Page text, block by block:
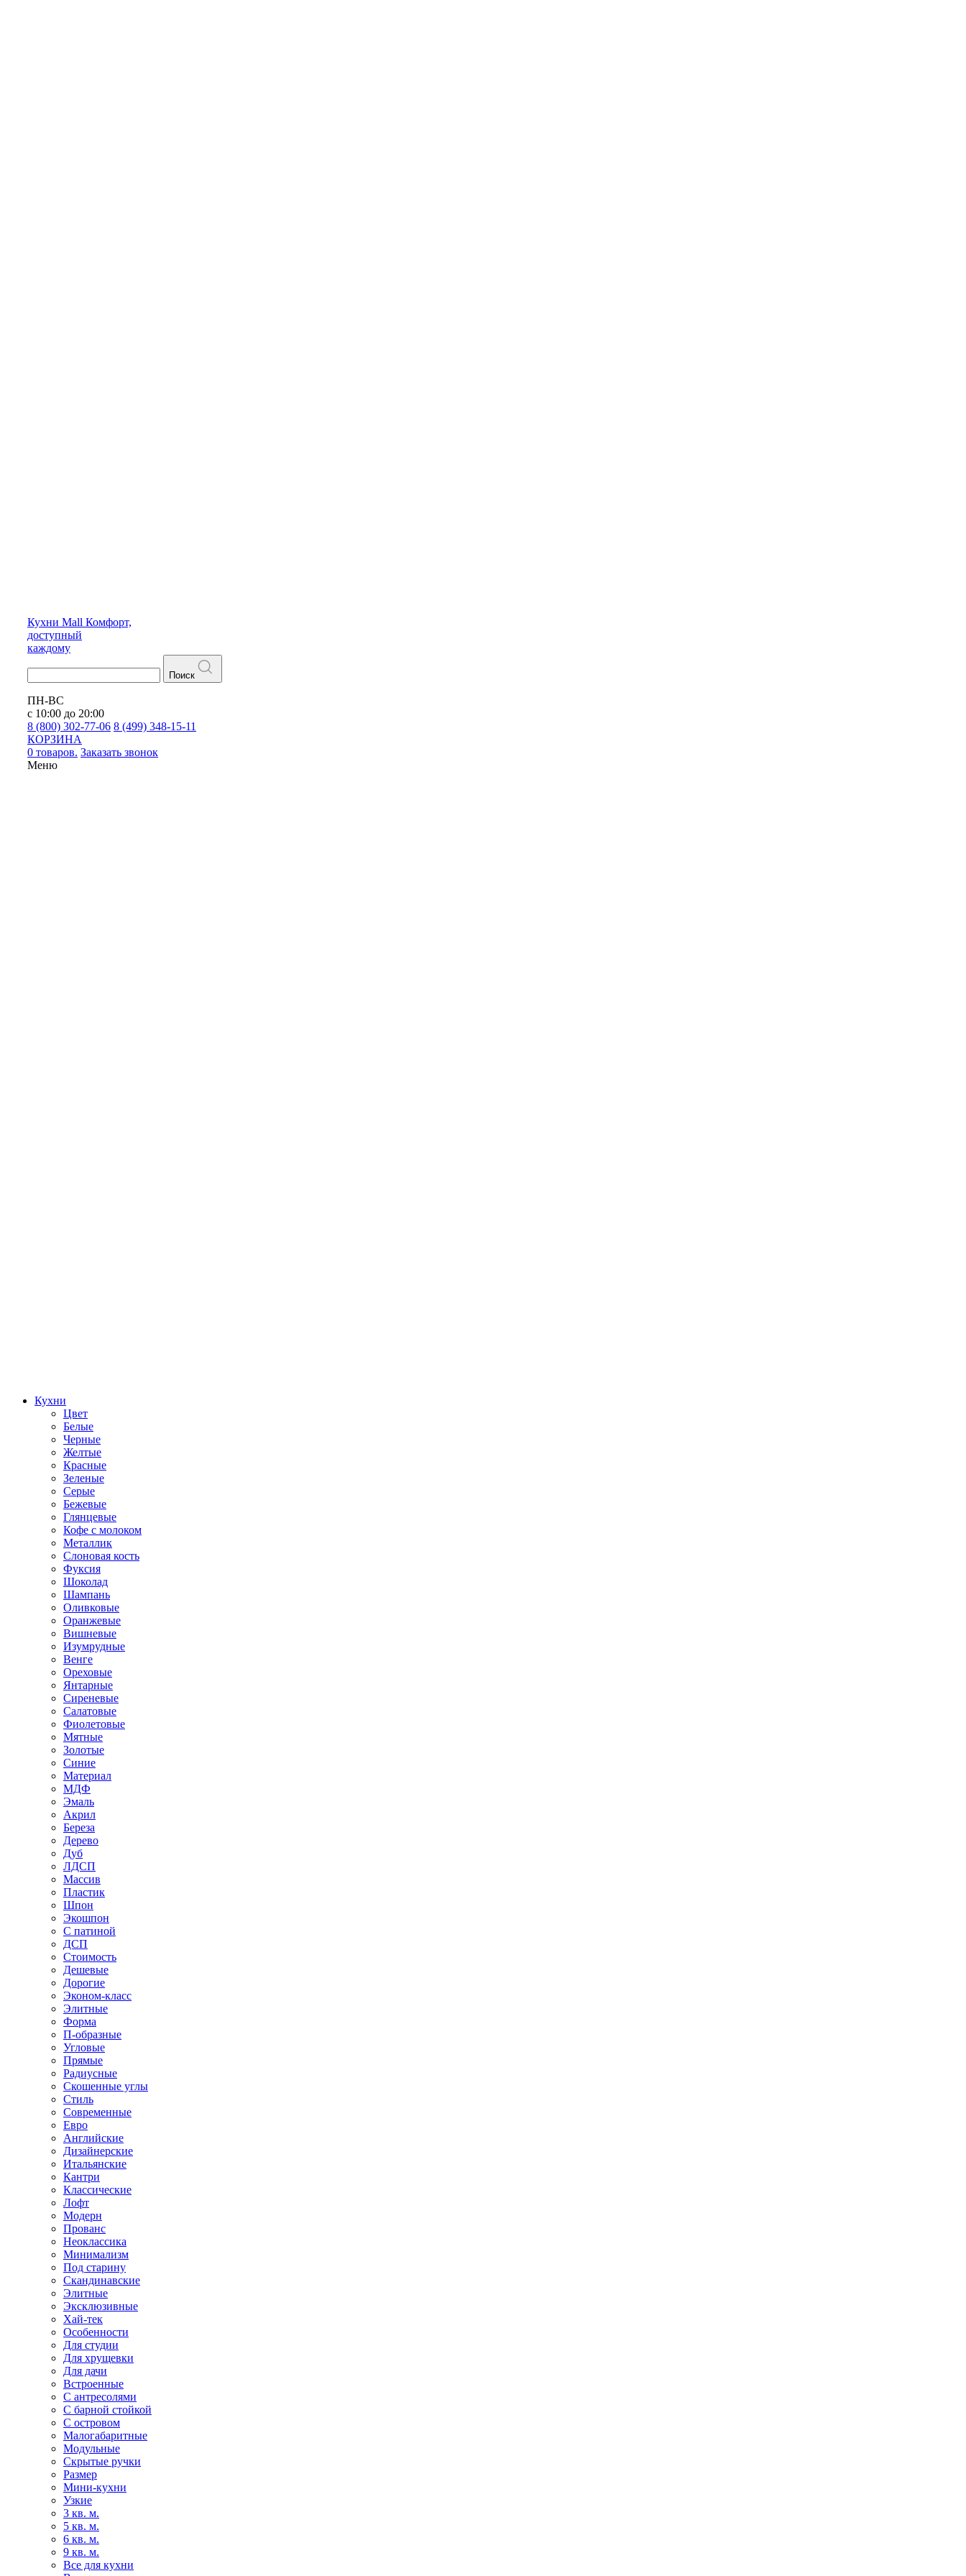
Кухни Mall Комфорт,
доступный
каждому
Поиск
ПН-ВС
с 10:00 до 20:00
8 (800) 302-77-06 8 (499) 348-15-11
КОРЗИНА
0 товаров. Заказать звонок
Меню
Кухни
Цвет
Белые
Черные
Желтые
Красные
Зеленые
Серые
Бежевые
Глянцевые
Кофе с молоком
Металлик
Слоновая кость
Фуксия
Шоколад
Шампань
Оливковые
Оранжевые
Вишневые
Изумрудные
Венге
Ореховые
Янтарные
Сиреневые
Салатовые
Фиолетовые
Мятные
Золотые
Синие
Материал
МДФ
Эмаль
Акрил
Береза
Дерево
Дуб
ЛДСП
Массив
Пластик
Шпон
Экошпон
С патиной
ДСП
Стоимость
Дешевые
Дорогие
Эконом-класс
Элитные
Форма
П-образные
Угловые
Прямые
Радиусные
Скошенные углы
Стиль
Современные
Евро
Английские
Дизайнерские
Итальянские
Кантри
Классические
Лофт
Модерн
Прованс
Неоклассика
Минимализм
Под старину
Скандинавские
Элитные
Эксклюзивные
Хай-тек
Особенности
Для студии
Для хрущевки
Для дачи
Встроенные
С антресолями
С барной стойкой
С островом
Малогабаритные
Модульные
Скрытые ручки
Размер
Мини-кухни
Узкие
3 кв. м.
5 кв. м.
6 кв. м.
9 кв. м.
Все для кухни